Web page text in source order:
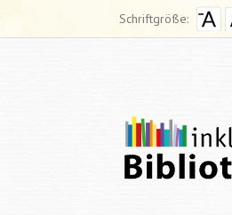
Schriftgröße: